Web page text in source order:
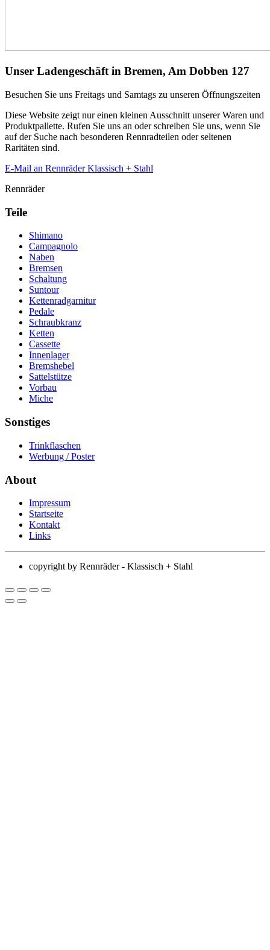
Unser Ladengeschäft in Bremen, Am Dobben 127
Besuchen Sie uns Freitags und Samtags zu unseren Öffnungszeiten
Diese Website zeigt nur einen kleinen Ausschnitt unserer Waren und
Produktpallette. Rufen Sie uns an oder schreiben Sie uns, wenn Sie
auf der Suche nach besonderen Rennradteilen oder seltenen
Raritäten sind.
E-Mail an Rennräder Klassisch + Stahl
Rennräder
Teile
Shimano
Campagnolo
Naben
Bremsen
Schaltung
Suntour
Kettenradgarnitur
Pedale
Schraubkranz
Ketten
Cassette
Innenlager
Bremshebel
Sattelstütze
Vorbau
Miche
Sonstiges
Trinkflaschen
Werbung / Poster
About
Impressum
Startseite
Kontakt
Links
copyright by Rennräder - Klassisch + Stahl